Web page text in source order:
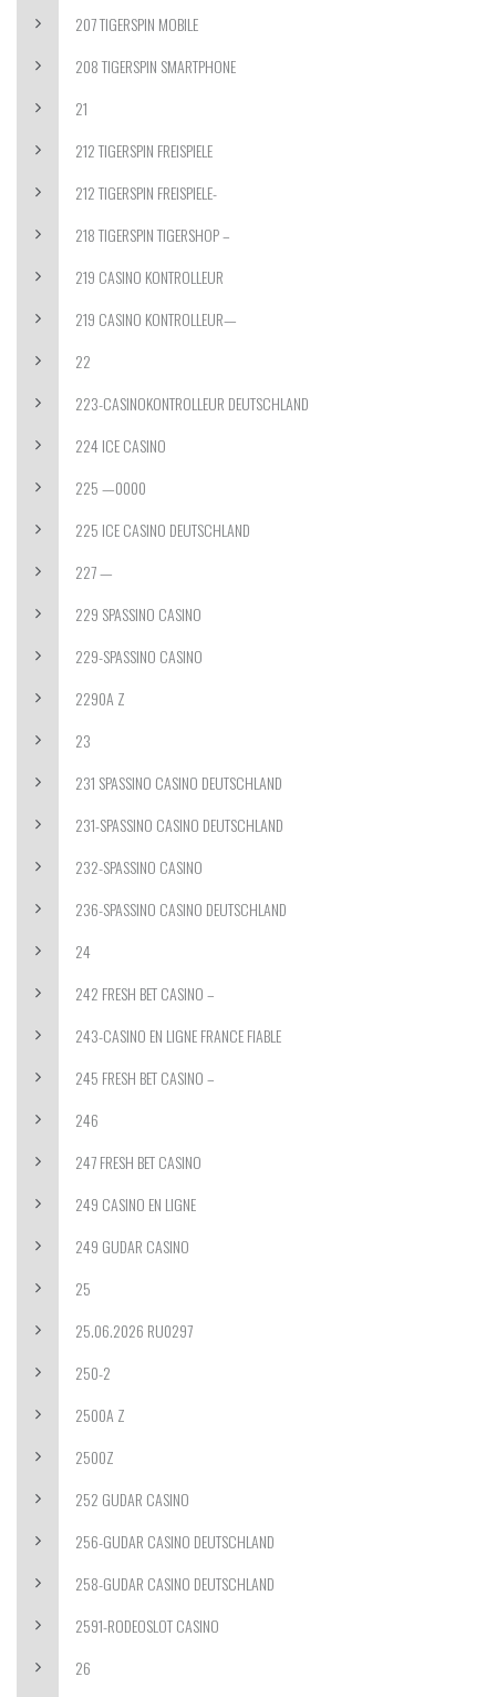
207 TIGERSPIN MOBILE
208 TIGERSPIN SMARTPHONE
21
212 TIGERSPIN FREISPIELE
212 TIGERSPIN FREISPIELE-
218 TIGERSPIN TIGERSHOP –
219 CASINO KONTROLLEUR
219 CASINO KONTROLLEUR—
22
223-CASINOKONTROLLEUR DEUTSCHLAND
224 ICE CASINO
225 —0000
225 ICE CASINO DEUTSCHLAND
227 —
229 SPASSINO CASINO
229-SPASSINO CASINO
2290A Z
23
231 SPASSINO CASINO DEUTSCHLAND
231-SPASSINO CASINO DEUTSCHLAND
232-SPASSINO CASINO
236-SPASSINO CASINO DEUTSCHLAND
24
242 FRESH BET CASINO –
243-CASINO EN LIGNE FRANCE FIABLE
245 FRESH BET CASINO –
246
247 FRESH BET CASINO
249 CASINO EN LIGNE
249 GUDAR CASINO
25
25.06.2026 RU0297
250-2
2500A Z
2500Z
252 GUDAR CASINO
256-GUDAR CASINO DEUTSCHLAND
258-GUDAR CASINO DEUTSCHLAND
2591-RODEOSLOT CASINO
26